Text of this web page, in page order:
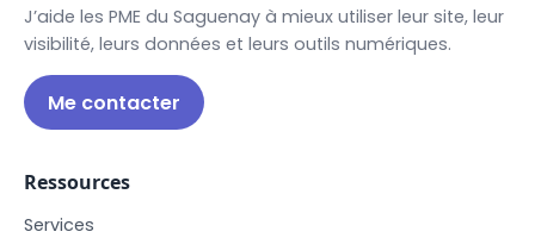
J’aide les PME du Saguenay à mieux utiliser leur site, leur
visibilité, leurs données et leurs outils numériques.
Me contacter
Ressources
Services